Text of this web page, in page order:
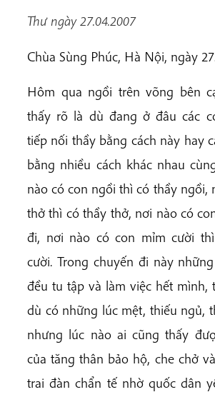
Thư ngày 27.04.2007
Chùa Sùng Phúc, Hà Nội, ngày
Hôm qua ngồi trên võng bên
thấy rõ là dù đang ở đâu các
tiếp nối thầy bằng cách này hay
bằng nhiều cách khác nhau
nào có con ngồi thì có thầy ngồi,
thở thì có thầy thở, nơi nào có
đi, nơi nào có con mỉm cười
cười. Trong chuyến đi này
đều tu tập và làm việc hết mình,
dù có những lúc mệt, thiếu ngủ,
nhưng lúc nào ai cũng thấy
của tăng thân bảo hộ, che chở
trai đàn chẩn tế nhờ quốc dân